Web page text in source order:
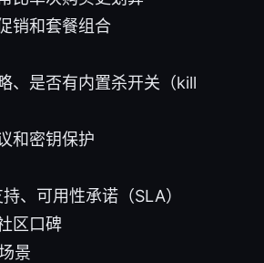
销和套餐组合
、是否有内置杀开关（kill
和密钥保护
、可用性承诺（SLA）
区口碑
景